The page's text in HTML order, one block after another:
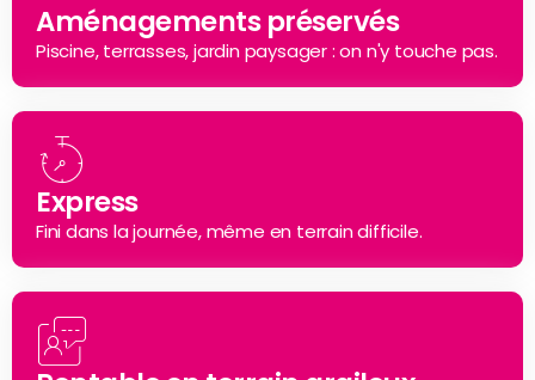
Aménagements préservés
Piscine, terrasses, jardin paysager : on n'y touche pas.
Express
Fini dans la journée, même en terrain difficile.